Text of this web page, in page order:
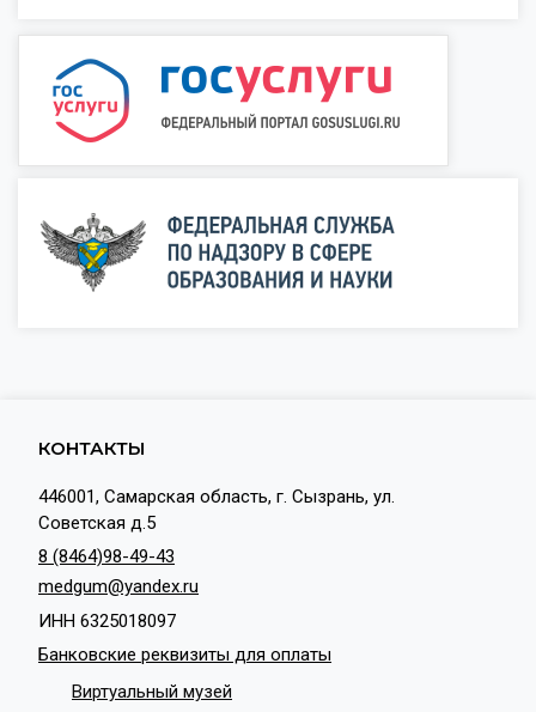
КОНТАКТЫ
446001, Самарская область, г. Сызрань, ул.
Советская д.5
8 (8464)98-49-43
medgum@yandex.ru
ИНН 6325018097
Банковские реквизиты для оплаты
Виртуальный музей